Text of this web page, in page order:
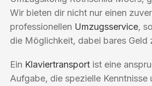
Wir bieten dir nicht nur einen
professionellen Umzugsservice,
die Möglichkeit, dabei bares Geld
Ein Klaviertransport ist eine
Aufgabe, die spezielle Kenntnisse